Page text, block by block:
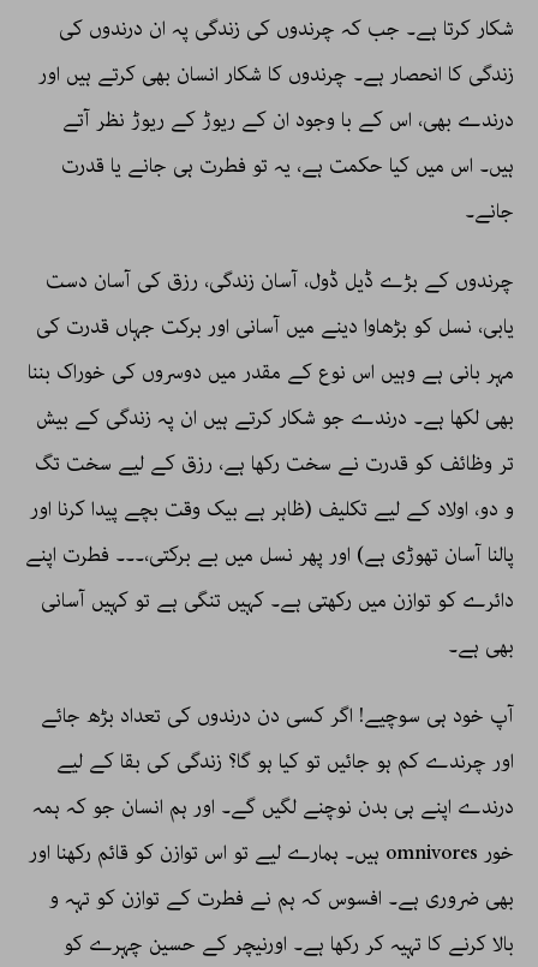
شکار کرتا ہے۔ جب کہ چرندوں کی زندگی پہ ان درندوں کی
زندگی کا انحصار ہے۔ چرندوں کا شکار انسان بھی کرتے ہیں اور
درندے بھی، اس کے با وجود ان کے ریوڑ کے ریوڑ نظر آتے
ہیں۔ اس میں کیا حکمت ہے، یہ تو فطرت ہی جانے یا قدرت
جانے۔
چرندوں کے بڑے ڈیل ڈول، آسان زندگی، رزق کی آسان دست
یابی، نسل کو بڑھاوا دینے میں آسانی اور برکت جہاں قدرت کی
مہر بانی ہے وہیں اس نوع کے مقدر میں دوسروں کی خوراک بننا
بھی لکھا ہے۔ درندے جو شکار کرتے ہیں ان پہ زندگی کے بیش
تر وظائف کو قدرت نے سخت رکھا ہے، رزق کے لیے سخت تگ
و دو، اولاد کے لیے تکلیف (ظاہر ہے بیک وقت بچے پیدا کرنا اور
پالنا آسان تھوڑی ہے) اور پھر نسل میں بے برکتی،۔۔۔ فطرت اپنے
دائرے کو توازن میں رکھتی ہے۔ کہیں تنگی ہے تو کہیں آسانی
بھی ہے۔
آپ خود ہی سوچیے! اگر کسی دن درندوں کی تعداد بڑھ جائے
اور چرندے کم ہو جائیں تو کیا ہو گا؟ زندگی کی بقا کے لیے
درندے اپنے ہی بدن نوچنے لگیں گے۔ اور ہم انسان جو کہ ہمہ
خور omnivores ہیں۔ ہمارے لیے تو اس توازن کو قائم رکھنا اور
بھی ضروری ہے۔ افسوس کہ ہم نے فطرت کے توازن کو تہہ و
بالا کرنے کا تہیہ کر رکھا ہے۔ اورنیچر کے حسین چہرے کو